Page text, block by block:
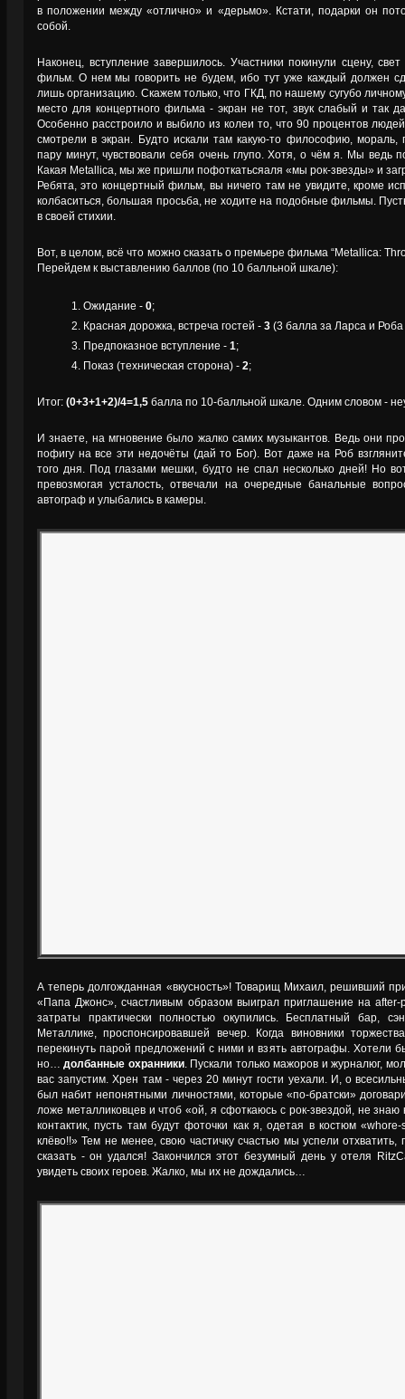
в положении между «отлично» и «дерьмо». Кстати, подарки он
собой.
Наконец, вступление завершилось. Участники покинули сцену,
фильм. О нем мы говорить не будем, ибо тут уже каждый должен
лишь организацию. Скажем только, что ГКД, по нашему сугубо
место для концертного фильма - экран не тот, звук слабый и так
Особенно расстроило и выбило из колеи то, что 90 процентов
смотрели в экран. Будто искали там какую-то философию,
пару минут, чувствовали себя очень глупо. Хотя, о чём я. Мы ведь
Какая Metallica, мы же пришли пофоткатьсяаля «мы рок-звезды» и
Ребята, это концертный фильм, вы ничего там не увидите, кроме
колбаситься, большая просьба, не ходите на подобные фильмы.
в своей стихии.
Вот, в целом, всё что можно сказать о премьере фильма “Metallica:
Перейдем к выставлению баллов (по 10 балльной шкале):
Ожидание - 0;
Красная дорожка, встреча гостей - 3 (3 балла за Ларса и Роба
Предпоказное вступление - 1;
Показ (техническая сторона) - 2;
Итог: (0+3+1+2)/4=1,5 балла по 10-балльной шкале. Одним словом -
И знаете, на мгновение было жалко самих музыкантов. Ведь они
пофигу на все эти недочёты (дай то Бог). Вот даже на Роб
того дня. Под глазами мешки, будто не спал несколько дней! Но
превозмогая усталость, отвечали на очередные банальные
автограф и улыбались в камеры.
А теперь долгожданная «вкусность»! Товарищ Михаил, решивший
«Папа Джонс», счастливым образом выиграл приглашение на
затраты практически полностью окупились. Бесплатный бар,
Металлике, проспонсировавшей вечер. Когда виновники
перекинуть парой предложений с ними и взять автографы. Хотели
но…долбанные охранники. Пускали только мажоров и журналюг,
вас запустим. Хрен там - через 20 минут гости уехали. И, о
был набит непонятными личностями, которые «по-братски»
ложе металликовцев и чтоб «ой, я сфоткаюсь с рок-звездой, не знаю
контактик, пусть там будут фоточки как я, одетая в костюм
клёво!!» Тем не менее, свою частичку счастью мы успели
сказать - он удался! Закончился этот безумный день у отеля
увидеть своих героев. Жалко, мы их не дождались…